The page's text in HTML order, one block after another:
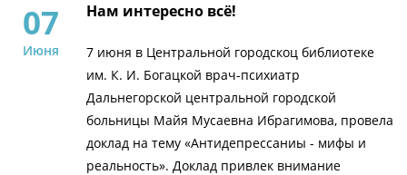
07
Июня
Нам интересно всё!
7 июня в Центральной городскоц библиотеке
им. К. И. Богацкой врач-психиатр
Дальнегорской центральной городской
больницы Майя Мусаевна Ибрагимова, провела
доклад на тему «Антидепрессаниы - мифы и
реальность». Доклад привлек внимание